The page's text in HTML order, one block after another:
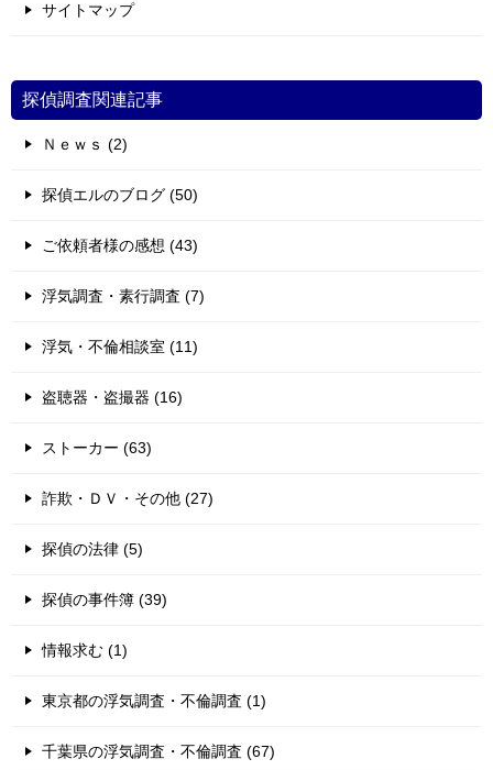
サイトマップ
探偵調査関連記事
Ｎｅｗｓ (2)
探偵エルのブログ (50)
ご依頼者様の感想 (43)
浮気調査・素行調査 (7)
浮気・不倫相談室 (11)
盗聴器・盗撮器 (16)
ストーカー (63)
詐欺・ＤＶ・その他 (27)
探偵の法律 (5)
探偵の事件簿 (39)
情報求む (1)
東京都の浮気調査・不倫調査 (1)
千葉県の浮気調査・不倫調査 (67)